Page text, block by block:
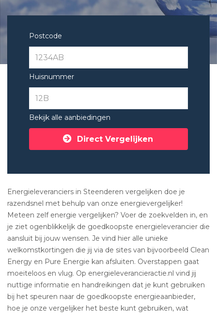
Postcode
Huisnummer
Bekijk alle aanbiedingen
Direct Vergelijken
Energieleveranciers in Steenderen vergelijken doe je
razendsnel met behulp van onze energievergelijker!
Meteen zelf energie vergelijken? Voer de zoekvelden in, en
je ziet ogenblikkelijk de goedkoopste energieleverancier die
aansluit bij jouw wensen. Je vind hier alle unieke
welkomstkortingen die jij via de sites van bijvoorbeeld Clean
Energy en Pure Energie kan afsluiten. Overstappen gaat
moeiteloos en vlug. Op energieleverancieractie.nl vind jij
nuttige informatie en handreikingen dat je kunt gebruiken
bij het speuren naar de goedkoopste energieaanbieder,
hoe je onze vergelijker het beste kunt gebruiken, wat